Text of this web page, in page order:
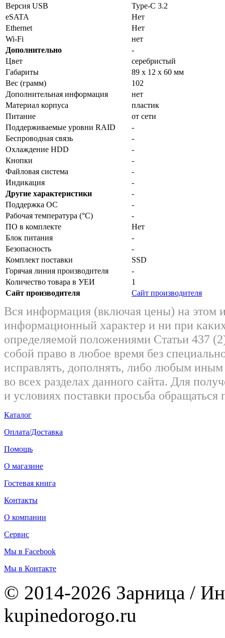
Версия USB
Type-C 3.2
eSATA
Нет
Ethernet
Нет
Wi-Fi
нет
Дополнительно
-
Цвет
серебристый
Габариты
89 x 12 x 60 мм
Вес (грамм)
102
Дополнительная информация
нет
Материал корпуса
пластик
Питание
от сети
Поддерживаемые уровни RAID
-
Беспроводная связь
-
Охлаждение HDD
-
Кнопки
-
Файловая система
-
Индикация
-
Другие характеристики
-
Поддержка ОС
-
Рабочая температура (°C)
-
ПО в комплекте
Нет
Блок питания
-
Безопасность
-
Комплект поставки
SSD
Горячая линия производителя
-
Количество товара в УЕИ
1
Сайт производителя
Сайт производителя
Вся информация (включая цены) на этом
информационный характер и ни при
определяемой положениями Статьи 437
собой право в любое время без
исправлять, дополнять, либо любым
во всех разделах данного сайта. Для
и условиях поставки просьба
Каталог
Оплата/Доставка
Помощь
О магазине
Гостевая книга
Контакты
О компании
Сервис
Мы в Facebook
Мы в Контакте
© 2014-2026 Зарница /
kupinedorogo.ru